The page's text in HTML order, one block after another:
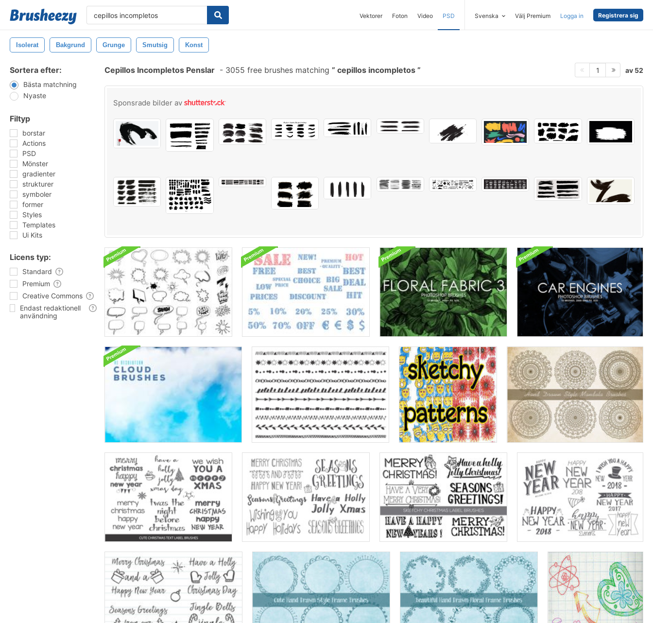
Vektorer Foton Video PSD Svenska Välj Premium Logga in Registrera sig
Isolerat Bakgrund Grunge Smutsig Konst
Sortera efter:
Bästa matchning
Nyaste
Filtyp
borstar
Actions
PSD
Mönster
gradienter
strukturer
symboler
former
Styles
Templates
Ui Kits
Licens typ:
Standard
Premium
Creative Commons
Endast redaktionell
användning
Cepillos Incompletos Penslar - 3055 free brushes matching cepillos incompletos 1 av 52
Sponsrade bilder av